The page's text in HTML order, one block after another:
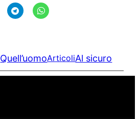
Quell’uomoArticoliAl sicuro